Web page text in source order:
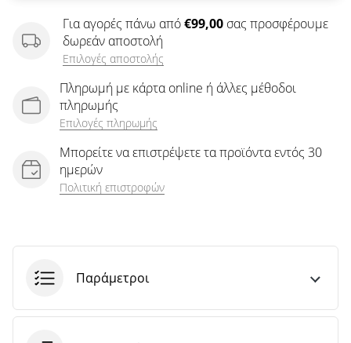
Για αγορές πάνω από€99,00 σας προσφέρουμε
δωρεάν αποστολή
Επιλογές αποστολής
Πληρωμή με κάρτα online ή άλλες μέθοδοι
πληρωμής
Επιλογές πληρωμής
Μπορείτε να επιστρέψετε τα προϊόντα εντός 30
ημερών
Πολιτική επιστροφών
Παράμετροι